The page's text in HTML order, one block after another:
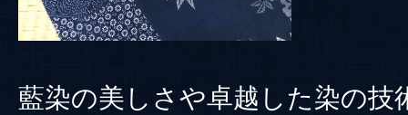
藍染の美しさや卓越した染の技